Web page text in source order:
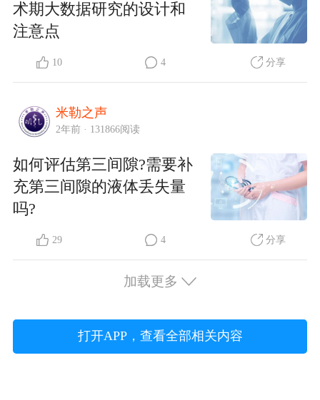
术期大数据研究的设计和
注意点
10 4 分享
米勒之声
2年前 · 131866阅读
如何评估第三间隙?需要补
充第三间隙的液体丢失量
吗?
29 4 分享
加载更多
打开APP，查看全部相关内容